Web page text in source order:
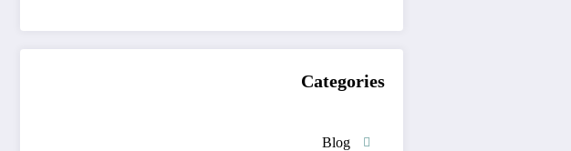
Categories
Blog